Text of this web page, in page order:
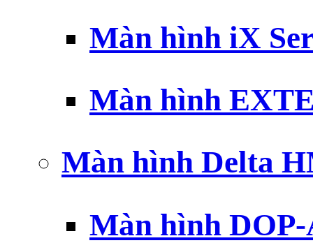
Màn hình iX
Màn hình
Màn hình Delta
Màn hình DOP-